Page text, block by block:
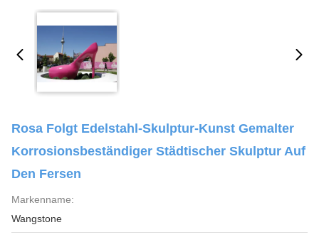
Rosa Folgt Edelstahl-Skulptur-Kunst Gemalter
Korrosionsbeständiger Städtischer Skulptur Auf
Den Fersen
Markenname:
Wangstone